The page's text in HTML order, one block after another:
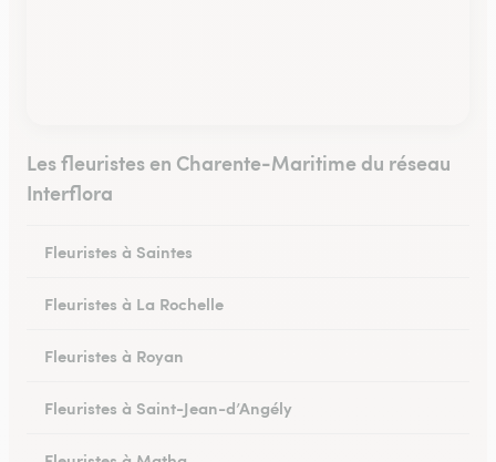
Les fleuristes en Charente-Maritime du réseau
Interflora
Fleuristes à Saintes
Fleuristes à La Rochelle
Fleuristes à Royan
Fleuristes à Saint-Jean-d’Angély